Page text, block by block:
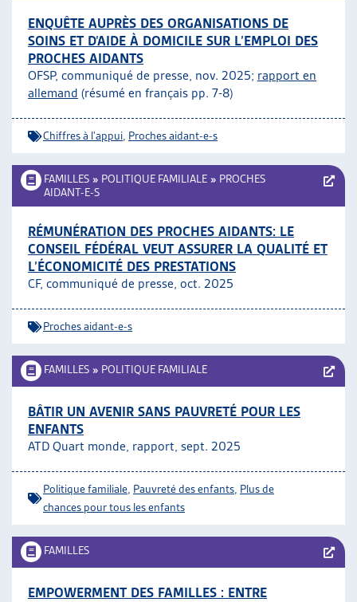
ENQUÊTE AUPRÈS DES ORGANISATIONS DE
SOINS ET D’AIDE À DOMICILE SUR L’EMPLOI DES
PROCHES AIDANTS
OFSP, communiqué de presse, nov. 2025; rapport en
allemand (résumé en français pp. 7-8)
Chiffres à l'appui Proches aidant-e-s
FAMILLES » POLITIQUE FAMILIALE » PROCHES
AIDANT-E-S
RÉMUNÉRATION DES PROCHES AIDANTS: LE
CONSEIL FÉDÉRAL VEUT ASSURER LA QUALITÉ ET
L’ÉCONOMICITÉ DES PRESTATIONS
CF, communiqué de presse, oct. 2025
Proches aidant-e-s
FAMILLES » POLITIQUE FAMILIALE
BÂTIR UN AVENIR SANS PAUVRETÉ POUR LES
ENFANTS
ATD Quart monde, rapport, sept. 2025
Politique familiale Pauvreté des enfants Plus de
chances pour tous les enfants
FAMILLES
EMPOWERMENT DES FAMILLES : ENTRE